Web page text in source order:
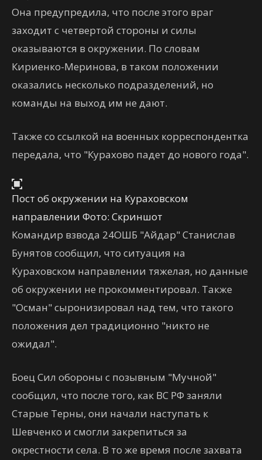
Она предупредила, что после этого враг
заходит с четвертой стороны и силы
оказываются в окружении. По словам
Кириенко-Меринова, в таком положении
оказались несколько подразделений, но
команды на выход им не дают.
Также со ссылкой на военных корреспондентка
передала, что "Курахово падет до нового года".
Пост об окружении на Кураховском
направлении Фото: Скриншот
Командир взвода 24ОШБ "Айдар" Станислав
Бунятов сообщил, что ситуация на
Кураховском направлении тяжелая, но данные
об окружении не прокомментировал. Также
"Осман" сыронизировал над тем, что такого
положения дел традиционно "никто не
ожидал".
Боец Сил обороны с позывным "Мучной"
сообщил, что после того, как ВС РФ заняли
Старые Терны, они начали наступать к
Шевченко и смогли закрепиться за
окрестности села. В то же время после захвата